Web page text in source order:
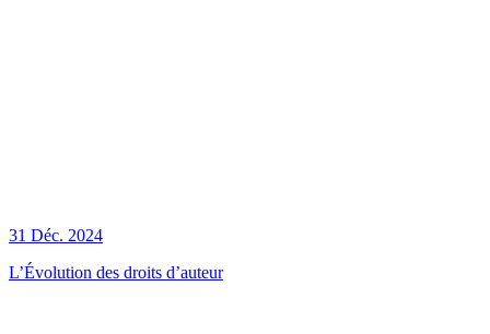
31 Déc. 2024
L’Évolution des droits d’auteur